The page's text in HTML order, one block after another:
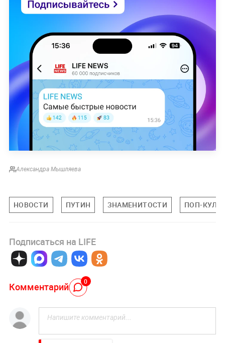
Александра Мышляева
НОВОСТИ ПУТИН ЗНАМЕНИТОСТИ ПОП-
Подписаться на LIFE
Комментарий 0